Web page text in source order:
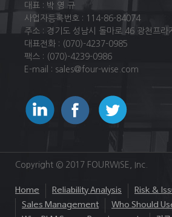
대표 : 박 영 규
사업자등록번호 : 114-86-84074
주소 : 경기도 성남시 돌마로 46 광천프라
대표전화 : (070)-4237-0985
팩스 : (070)-4239-0986
E-mail : sales@four-wise.com
Copyright © 2017 FOURWISE, Inc.
Home Reliability Analysis
Risk &
Sales Management
Who Should